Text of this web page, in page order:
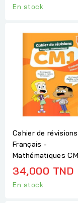
En stock
Cahier de révisions
Français -
Mathématiques
34,000 TND
En stock